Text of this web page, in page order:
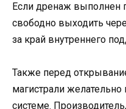
Если дренаж выполнен
свободно выходить
за край внутреннего
Также перед
магистрали
системе.